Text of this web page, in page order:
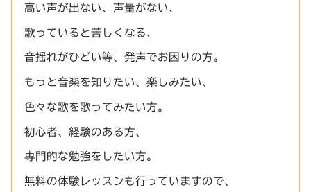
高い声が出ない、声量がない、
歌っていると苦しくなる、
音揺れがひどい等、発声でお困りの方。
もっと音楽を知りたい、楽しみたい、
色々な歌を歌ってみたい方。
初心者、経験のある方、
専門的な勉強をしたい方。
無料の体験レッスンも行っていますので、